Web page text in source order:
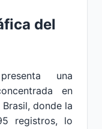
del
una
en
donde la
registros, lo